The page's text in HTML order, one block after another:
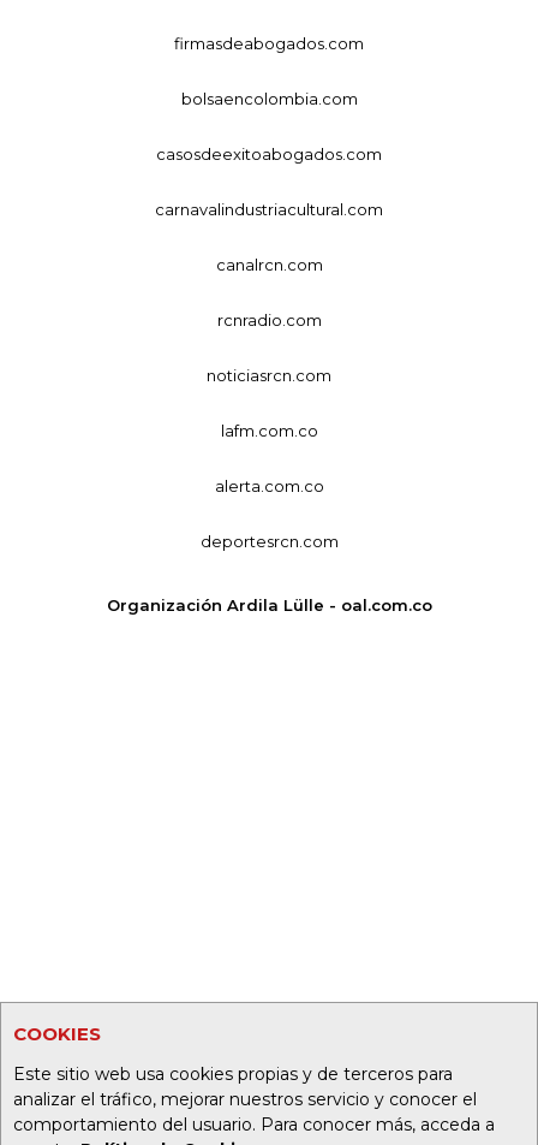
COOKIES
Este sitio web usa cookies propias y de terceros para
analizar el tráfico, mejorar nuestros servicio y conocer el
comportamiento del usuario. Para conocer más, acceda a
firmasdeabogados.com
bolsaencolombia.com
casosdeexitoabogados.com
carnavalindustriacultural.com
canalrcn.com
rcnradio.com
noticiasrcn.com
lafm.com.co
alerta.com.co
deportesrcn.com
Organización Ardila Lülle - oal.com.co